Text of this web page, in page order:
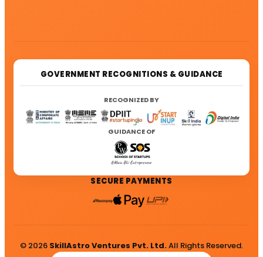
GOVERNMENT RECOGNITIONS & GUIDANCE
RECOGNIZED BY
GUIDANCE OF
SECURE PAYMENTS
© 2026 SkillAstro Ventures Pvt. Ltd.All Rights Reserved.